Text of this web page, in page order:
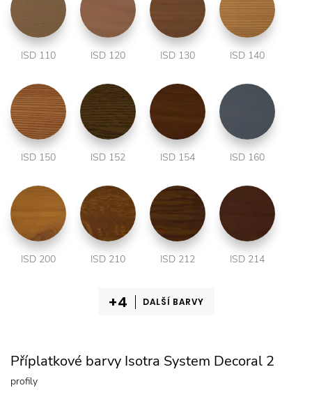
ISD 110 ISD 120 ISD 130 ISD 140
ISD 150 ISD 152 ISD 154 ISD 160
ISD 200 ISD 210 ISD 212 ISD 214
DALŠÍ BARVY
Příplatkové barvy Isotra System Decoral 2
profily